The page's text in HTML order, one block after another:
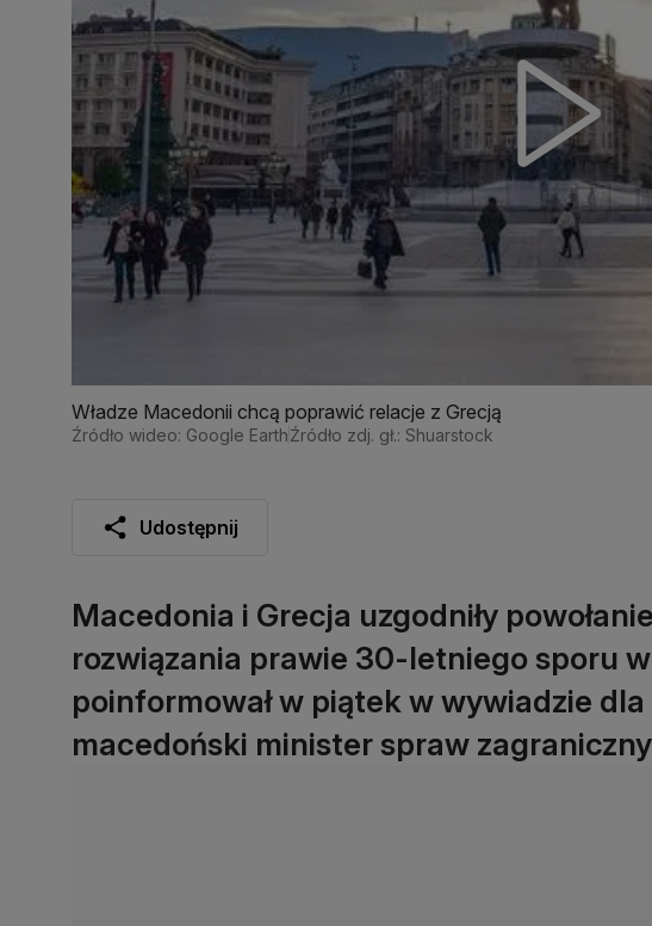
Władze Macedonii chcą poprawić relacje z Grecją
Źródło wideo: Google EarthŹródło zdj. gł.: Shuarstock
Udostępnij
Macedonia i Grecja uzgodniły
rozwiązania prawie 30-letniego sporu
poinformował w piątek w wywiadzie
macedoński minister spraw